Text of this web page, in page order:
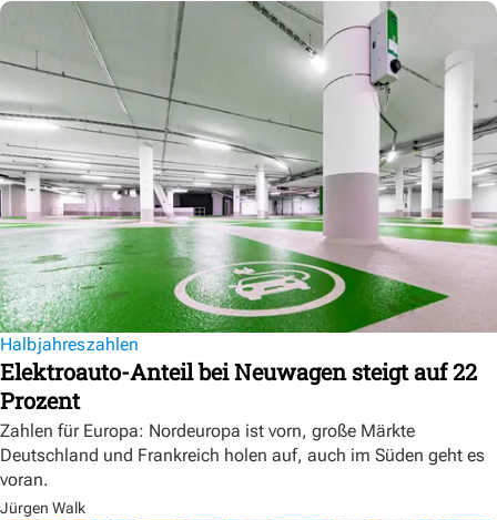
Halbjahreszahlen
Elektroauto-Anteil bei Neuwagen steigt auf 22
Prozent
Zahlen für Europa: Nordeuropa ist vorn, große Märkte
Deutschland und Frankreich holen auf, auch im Süden geht es
voran.
Jürgen Walk